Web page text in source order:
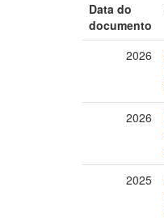
Data do
documento
2026
2026
2025